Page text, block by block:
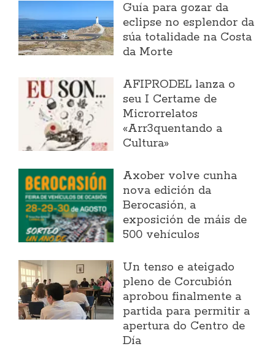
Guía para gozar da
eclipse no esplendor da
súa totalidade na Costa
da Morte
AFIPRODEL lanza o
seu I Certame de
Microrrelatos
«Arr3quentando a
Cultura»
Axober volve cunha
nova edición da
Berocasión, a
exposición de máis de
500 vehículos
Un tenso e ateigado
pleno de Corcubión
aprobou finalmente a
partida para permitir a
apertura do Centro de
Día